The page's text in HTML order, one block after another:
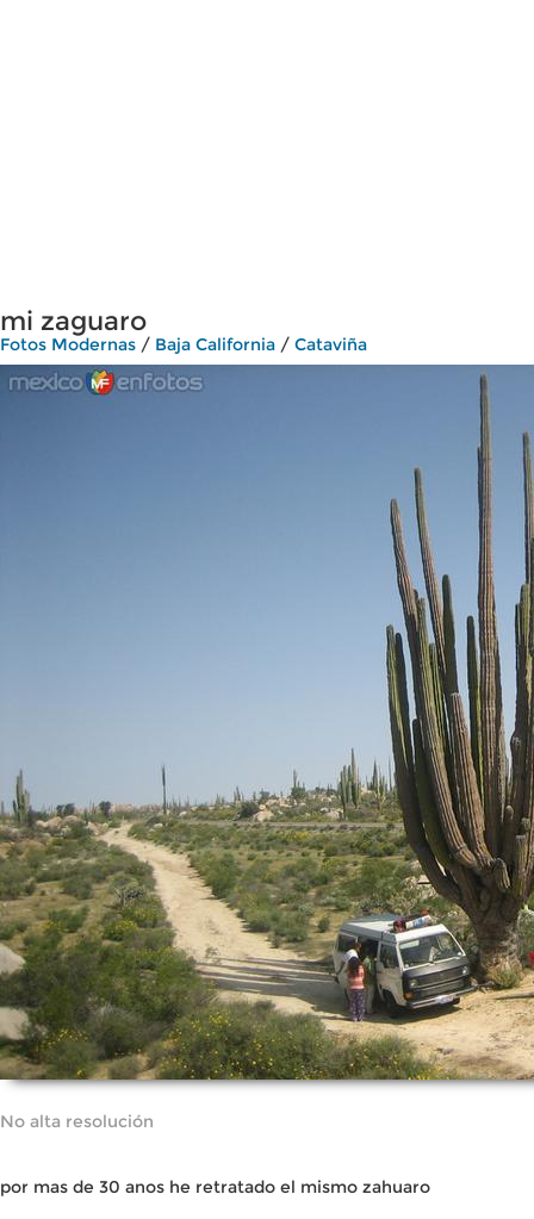
mi zaguaro
Fotos Modernas / Baja California / Cataviña
No alta resolución
por mas de 30 anos he retratado el mismo zahuaro